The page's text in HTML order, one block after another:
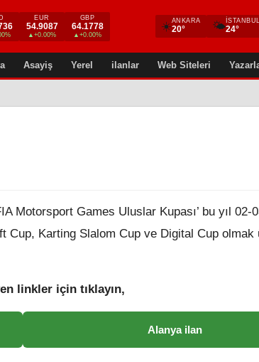
EUR
54.9087
▲+0.00%
GBP
64.1778
▲+0.00%
☀️ANKARA
20° 🌤 İSTANBUL
24°
Asayiş Yerel ilanlar Web Siteleri
Motorsport Games Uluslar Kupası’ bu yıl 02-
Karting Slalom Cup ve Digital Cup olmak
linkler için tıklayın,
Alanya ilan